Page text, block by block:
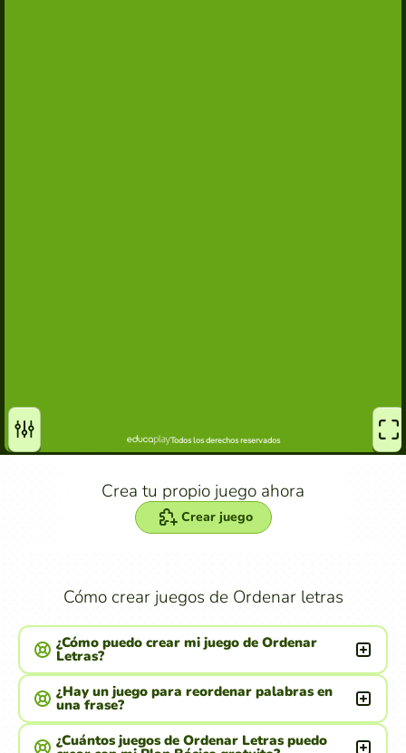
Crea tu propio juego ahora
Crear juego
Cómo crear juegos de Ordenar letras
¿Cómo puedo crear mi juego de Ordenar
Letras?
¿Hay un juego para reordenar palabras en
una frase?
¿Cuántos juegos de Ordenar Letras puedo